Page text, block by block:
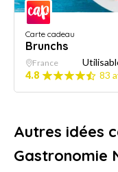
Carte cadeau
Brunchs
France
4.8
83
Autres idées
Gastronomie